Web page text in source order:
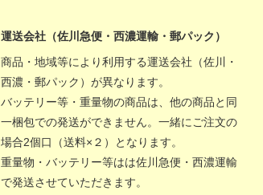
運送会社（佐川急便・西濃運輸・郵パック）
商品・地域等により利用する運送会社（佐川・
西濃・郵パック）が異なります。
バッテリー等・重量物の商品は、他の商品と同
一梱包での発送ができません。一緒にご注文の
場合2個口（送料×２）となります。
重量物・バッテリー等はは佐川急便・西濃運輸
で発送させていただきます。